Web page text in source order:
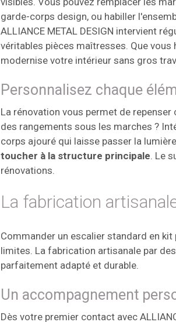
garde-corps design, ou habiller
ALLIANCE METAL DESIGN intervient
véritables pièces maîtresses. Que
modernise votre intérieur sans gros
Personnalisez chaque
La rénovation vous permet de
des rangements sous les marches ?
corps ajouré qui laisse passer la
toucher à la structure principale. Le
rénovations.
La fabrication
Commander un escalier standard en
limites. La fabrication artisanale par
parfaitement adapté et durable.
Un accompagnement
Dès votre premier contact avec